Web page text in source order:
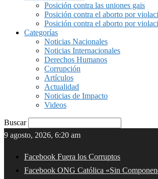
Posición contra las uniones gais
Posición contra el aborto por
Posición contra el aborto por
Categorías
Noticias Nacionales
Noticias Internacionales
Derechos Humanos
Corrupción
Artículos
Actualidad
Noticias de Impacto
Videos
Buscar
9 agosto, 2026, 6:20 am
Facebook Fuera los Corruptos
Facebook ONG Católica «Sin